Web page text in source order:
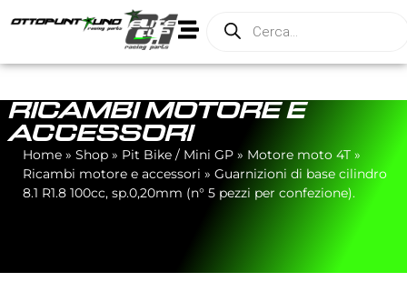
RICAMBI MOTORE E
ACCESSORI
Home » Shop » Pit Bike / Mini GP » Motore moto 4T »
Ricambi motore e accessori » Guarnizioni di base cilindro
8.1 R1.8 100cc, sp.0,20mm (n° 5 pezzi per confezione).